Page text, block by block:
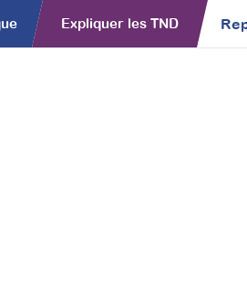
Expliquer les TND